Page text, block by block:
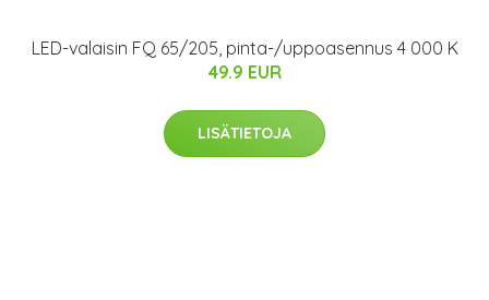
LED-valaisin FQ 65/205, pinta-/uppoasennus 4 000 K
49.9 EUR
LISÄTIETOJA